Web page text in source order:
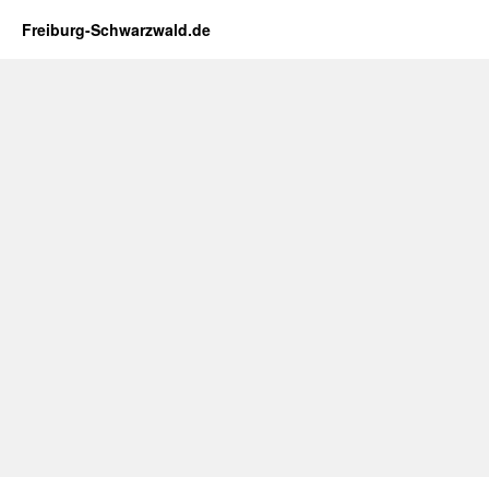
Freiburg-Schwarzwald.de